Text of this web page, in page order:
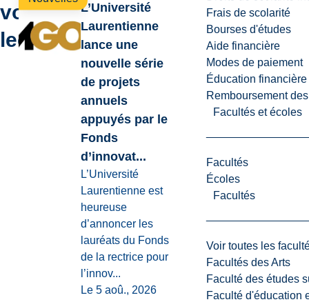
Frais de scolarité
Bourses d'études
Aide financière
Modes de paiement
Éducation financière
Remboursement
Facultés et écoles
Facultés
Écoles
Facultés
Voir toutes les
Facultés des Arts
Faculté des études
Faculté d'éducation
votre
lecture
L’Université
Laurentienne
lance une
nouvelle série
de projets
annuels
appuyés par le
Fonds
d’innovat...
L’Université
Laurentienne est
heureuse
d’annoncer les
lauréats du Fonds
de la rectrice pour
l’innov...
Le 5 aoû., 2026